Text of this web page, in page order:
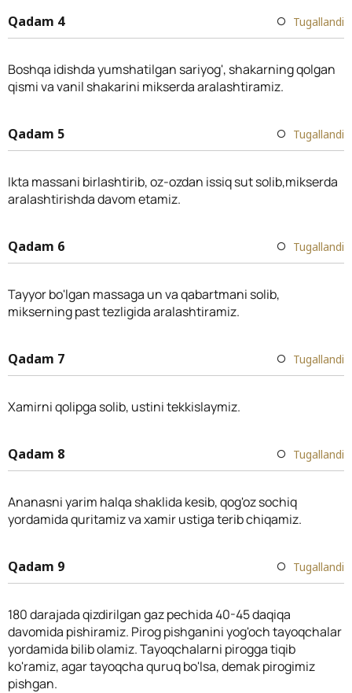
Qadam 4 Tugallandi
Boshqa idishda yumshatilgan sariyog', shakarning qolgan
qismi va vanil shakarini mikserda aralashtiramiz.
Qadam 5 Tugallandi
Ikta massani birlashtirib, oz-ozdan issiq sut solib,mikserda
aralashtirishda davom etamiz.
Qadam 6 Tugallandi
Tayyor bo'lgan massaga un va qabartmani solib,
mikserning past tezligida aralashtiramiz.
Qadam 7 Tugallandi
Xamirni qolipga solib, ustini tekkislaymiz.
Qadam 8 Tugallandi
Ananasni yarim halqa shaklida kesib, qog'oz sochiq
yordamida quritamiz va xamir ustiga terib chiqamiz.
Qadam 9 Tugallandi
180 darajada qizdirilgan gaz pechida 40-45 daqiqa
davomida pishiramiz. Pirog pishganini yog'och tayoqchalar
yordamida bilib olamiz. Tayoqchalarni pirogga tiqib
ko'ramiz, agar tayoqcha quruq bo'lsa, demak pirogimiz
pishgan.